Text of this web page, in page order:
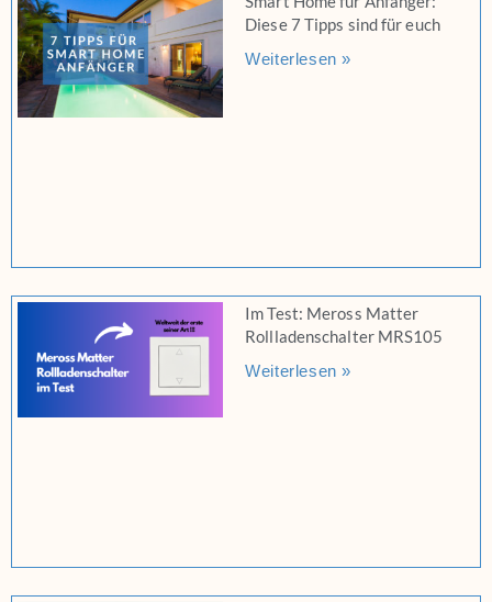
Diese 7 Tipps sind für euch
Weiterlesen »
Im Test: Meross Matter
Rollladenschalter MRS105
Weiterlesen »